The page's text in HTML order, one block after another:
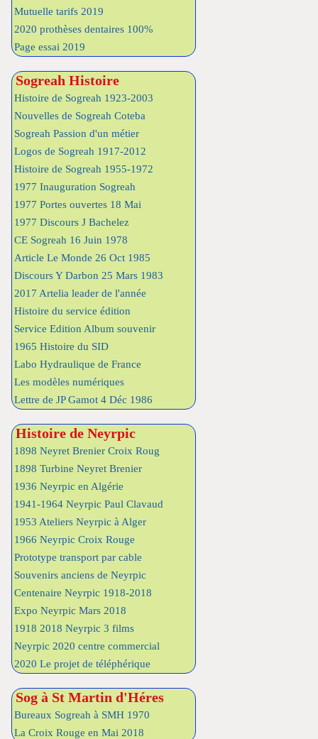
Mutuelle tarifs 2019
2020 prothèses dentaires 100%
Page essai 2019
Sogreah Histoire
Histoire de Sogreah 1923-2003
Nouvelles de Sogreah Coteba
Sogreah Passion d'un métier
Logos de Sogreah 1917-2012
Histoire de Sogreah 1955-1972
1977 Inauguration Sogreah
1977 Portes ouvertes 18 Mai
1977 Discours J Bachelez
CE Sogreah 16 Juin 1978
Article Le Monde 26 Oct 1985
Discours Y Darbon 25 Mars 1983
2017 Artelia leader de l'année
Histoire du service édition
Service Edition Album souvenir
1965 Histoire du SID
Labo Hydraulique de France
Les modèles numériques
Lettre de JP Gamot 4 Déc 1986
Histoire de Neyrpic
1898 Neyret Brenier Croix Roug
1898 Turbine Neyret Brenier
1936 Neyrpic en Algérie
1941-1964 Neyrpic Paul Clavaud
1953 Ateliers Neyrpic à Alger
1966 Neyrpic Croix Rouge
Prototype transport par cable
Souvenirs anciens de Neyrpic
Centenaire Neyrpic 1918-2018
Expo Neyrpic Mars 2018
1918 2018 Neyrpic 3 films
Neyrpic 2020 centre commercial
2020 Le projet de téléphérique
Sog à St Martin d'Héres
Bureaux Sogreah à SMH 1970
La Croix Rouge en Mai 2018